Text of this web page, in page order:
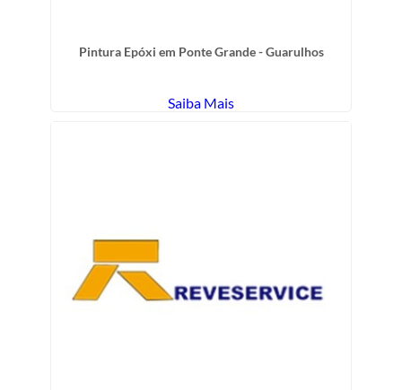
Pintura Epóxi em Ponte Grande - Guarulhos
Saiba Mais